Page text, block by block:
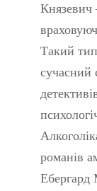
Князевич
Такий тип
сучасний
романів
Ебергард